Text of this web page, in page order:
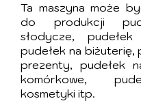
Ta maszyna może
do produkcji
słodycze,
pudełek na biżuterię,
prezenty, pudełek
komórkowe,
kosmetyki itp.